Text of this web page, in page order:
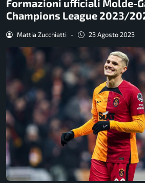
Formazioni ufficiali Molde-
Champions League 2023/
Mattia Zucchiatti - 23 Agosto 2023